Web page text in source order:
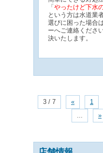
「 やったけど下水
という方は水道業
選びに困った場合
ーへご連絡くださ
決いたします。
3 / 7 « 1
...
»